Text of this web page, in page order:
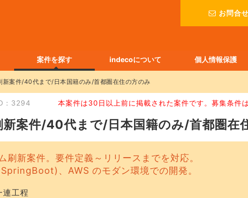
お問合
案件を探す indecoについて 個人情報保護
新案件/40代まで/日本国籍のみ/首都圏在住の方のみ
：3294 本案件は30日以上前に掲載された案件です。募集条件
新案件/40代まで/日本国籍のみ/首都圏在
刷新案件。要件定義～リリースまでを対応。
、AWS のモダン環境での開発。
連工程